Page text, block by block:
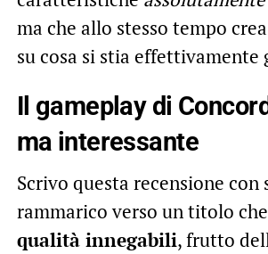
ma che allo stesso tempo crea
su cosa si stia effettivamente
Il gameplay di
ma interessante
Scrivo questa recensione con
rammarico verso un titolo
qualità innegabili, frutto